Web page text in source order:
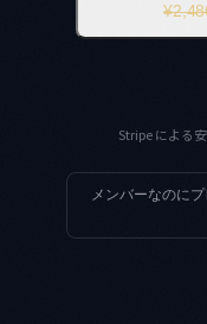
Stripe による
メンバーなのに